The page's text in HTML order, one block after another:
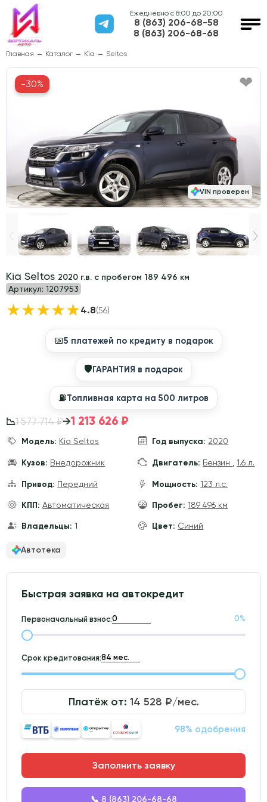
Ежедневно с 8:00 до 20:00
8 (863) 206-68-58
8 (863) 206-68-68
Главная Каталог Kia Seltos
Kia Seltos 2020 г.в. с пробегом 189 496 км
Артикул: 1207953
★★★★★4.8(56)
📅5 платежей по кредиту в подарок
🛡ГАРАНТИЯ в подарок
⛽️Топливная карта на 500 литров
📉1 577 714 ₽→1 213 626 ₽
Модель: Kia Seltos Год выпуска: 2020
Кузов: Внедорожник Двигатель: Бензин ,1.6 л.
Привод: Передний Мощность: 123 л.с.
КПП: Автоматическая Пробег: 189 496 км
Владельцы: 1 Цвет: Синий
Автотека
Быстрая заявка на автокредит
Первоначальный взнос: 0%
Срок кредитования:
Платёж от: 14 528 ₽/мес.
98% одобрения
Заполнить заявку
📞 8 (863) 206-68-68
VIN проверен
-30%